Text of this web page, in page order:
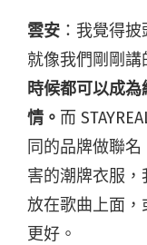
雲安 ：我覺得
就像我們剛剛講
時候都可以成
情。 而
同的品牌做聯
害的潮牌衣服
放在歌曲上面
更好。